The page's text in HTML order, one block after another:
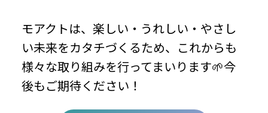
モアクトは、楽しい・うれしい・やさし
い未来をカタチづくるため、これからも
様々な取り組みを行ってまいります🌱今
後もご期待ください！